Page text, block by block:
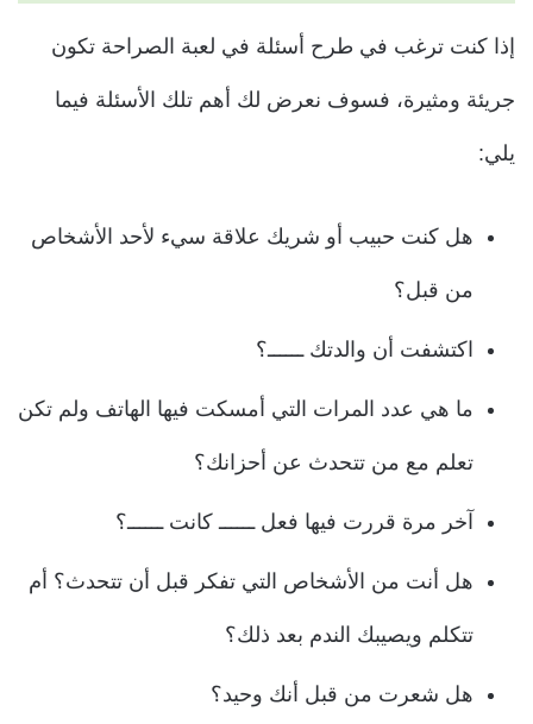
إذا كنت ترغب في طرح أسئلة في لعبة الصراحة تكون
جريئة ومثيرة، فسوف نعرض لك أهم تلك الأسئلة فيما
يلي:
هل كنت حبيب أو شريك علاقة سيء لأحد الأشخاص
من قبل؟
اكتشفت أن والدتك ــــــ؟
ما هي عدد المرات التي أمسكت فيها الهاتف ولم تكن
تعلم مع من تتحدث عن أحزانك؟
آخر مرة قررت فيها فعل ــــــ كانت ــــــ؟
هل أنت من الأشخاص التي تفكر قبل أن تتحدث؟ أم
تتكلم ويصيبك الندم بعد ذلك؟
هل شعرت من قبل أنك وحيد؟